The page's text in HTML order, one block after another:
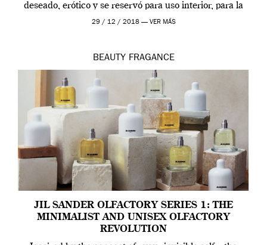
deseado, erótico y se reservó para uso interior, para la
ropa […]
29 / 12 / 2018 — VER MÁS
BEAUTY FRAGANCE
JIL SANDER OLFACTORY SERIES 1: THE
MINIMALIST AND UNISEX OLFACTORY
REVOLUTION